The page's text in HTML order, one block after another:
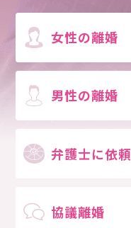
女性の離婚
男性の離婚
弁護士に依
協議離婚